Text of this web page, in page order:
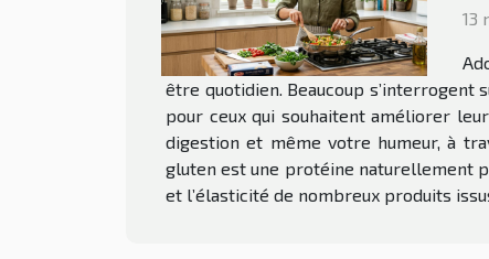
13
être quotidien. Beaucoup s’interrogent
pour ceux qui souhaitent améliorer
digestion et même votre humeur, à
gluten est une protéine naturellement
et l’élasticité de nombreux produits